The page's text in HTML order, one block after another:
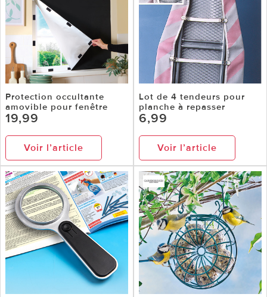
Protection occultante
amovible pour fenêtre
19,99
Voir l’article
Lot de 4 tendeurs pour
planche à repasser
6,99
Voir l’article